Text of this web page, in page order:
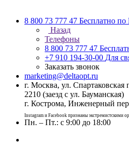
8 800 73 777 47 Бесплатно по
Назад
Телефоны
8 800 73 777 47
+7 910 194-30-00 Для
Заказать звонок
marketing@deltaopt.ru
г. Москва, ул.
2210 (заезд с ул. Бауманская)
г. Кострома, Инженерный
Instagram и Facebook признаны экстремистскими
Пн. – Пт.: с 9:00 до 18:00